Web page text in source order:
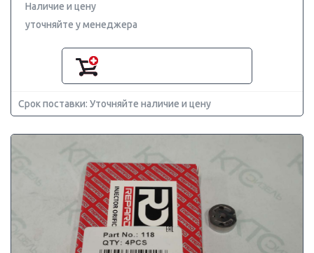
Наличие и цену
уточняйте у менеджера
Срок поставки: Уточняйте наличие и цену